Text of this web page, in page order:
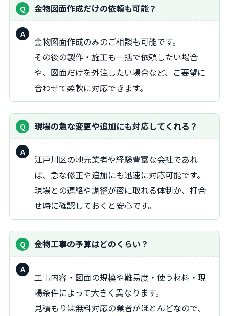
金物図面作成だけの依頼も可能？
答：
金物図面作成のみのご相談も可能です。
その後の製作・施工も一括で依頼したい場合
や、図面だけを外注したい場合など、ご要望に
合わせて柔軟に対応できます。
現場の急な変更や追加にも対応してくれる？
答：
江戸川区の地元業者や経験豊富な会社であれ
ば、急な修正や追加にも迅速に対応可能です。
現場との連絡や調整が密に取れる体制か、打合
せ時に確認しておくと安心です。
金物工事の予算はどのくらい？
答：
工事内容・図面の規模や難易度・使う材料・現
場条件によって大きく異なります。
見積もりは無料対応の業者がほとんどなので、